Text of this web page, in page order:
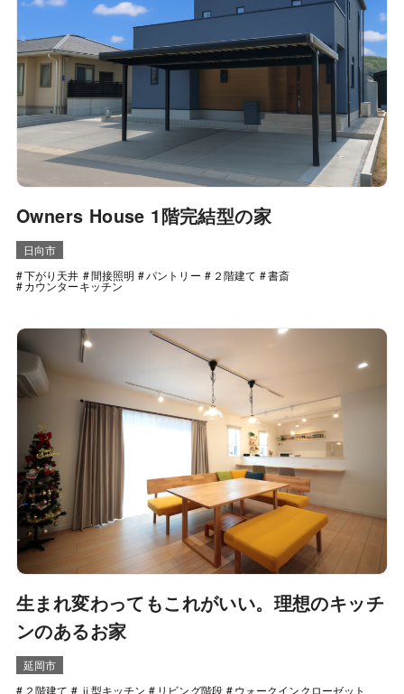
Owners House 1階完結型の家
日向市
下がり天井
間接照明 パントリー ２階建て 書斎
カウンターキッチン
生まれ変わってもこれがいい。理想のキッチ
ンのあるお家
延岡市
２階建て
ⅱ型キッチン リビング階段 ウォークインクローゼット